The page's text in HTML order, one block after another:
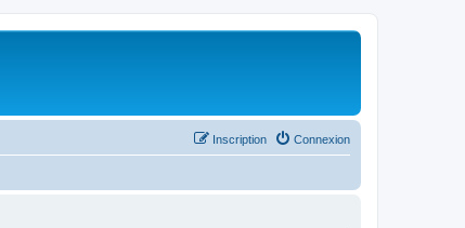
Connexion
Inscription